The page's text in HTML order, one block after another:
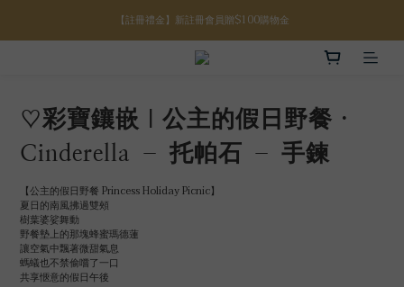
【八月限定】結帳滿$3000折$300
【註冊禮金】新註冊會員贈$100購物金
【滿額好禮】結帳滿$5000贈誕生石手鍊
♡彩寶鑲嵌｜公主的假日野餐 ·
Cinderella – 托帕石 – 手鍊
【公主的假日野餐 Princess Holiday Picnic】
夏日的南風拂過雙頰
樹葉婆娑舞動
野餐墊上的那塊蜂蜜瑪德蓮
讓空氣中飄著微甜氣息
螞蟻也不禁偷嚐了一口
共享愜意的假日午後